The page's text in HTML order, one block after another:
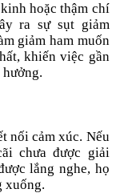
hoặc thậm chí
ra sự sụt giảm
giảm ham muốn
khiến việc gần
nối cảm xúc. Nếu
chưa được giải
lắng nghe, họ
xuống.